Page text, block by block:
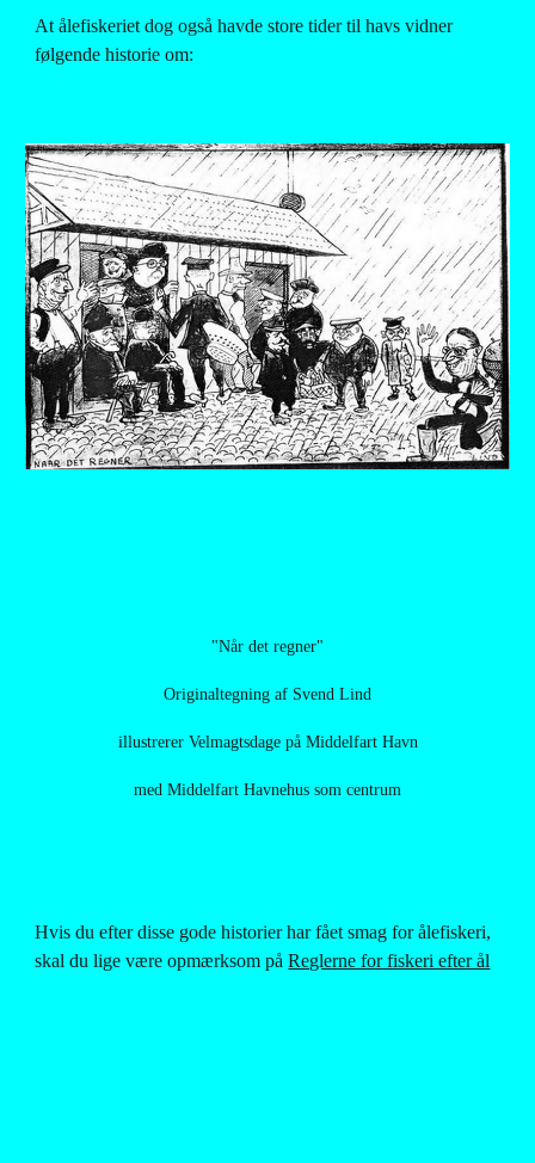
At ålefiskeriet dog også havde store tider til havs vidner
følgende historie om:
"Når det regner"
Originaltegning af Svend Lind
illustrerer Velmagtsdage på Middelfart Havn
med Middelfart Havnehus som centrum
Hvis du efter disse gode historier har fået smag for ålefiskeri,
skal du lige være opmærksom på Reglerne for fiskeri efter ål